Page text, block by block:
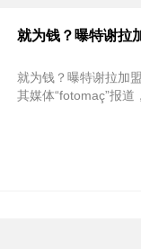
就为钱？曝特谢拉
就为钱？曝特谢拉加
其媒体“fotomaç”报